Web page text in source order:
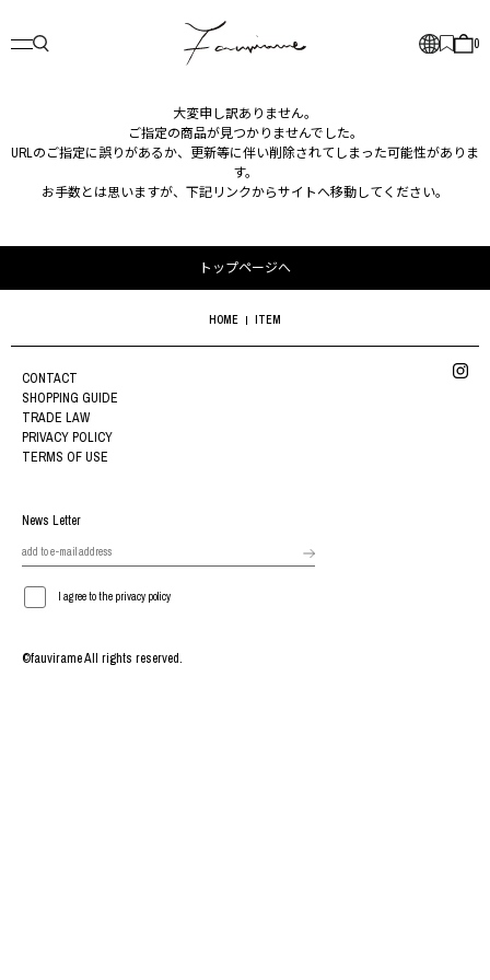
0
大変申し訳ありません。
ご指定の商品が見つかりませんでした。
URLのご指定に誤りがあるか、更新等に伴い削除されてしまった可能性がありま
す。
お手数とは思いますが、下記リンクからサイトへ移動してください。
トップページへ
HOME ITEM
CONTACT
SHOPPING GUIDE
TRADE LAW
PRIVACY POLICY
TERMS OF USE
News Letter
I agree to the privacy policy
©fauvirame All rights reserved.